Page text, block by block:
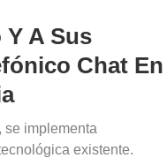
A Sus
Chat En
se implementa
existente.